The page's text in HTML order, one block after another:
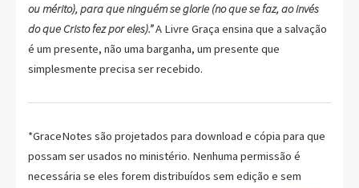
ou mérito), para que ninguém se glorie (no que se faz, ao invés
do que Cristo fez por eles).”A Livre Graça ensina que a salvação
é um presente, não uma barganha, um presente que
simplesmente precisa ser recebido.
*GraceNotes são projetados para download e cópia para que
possam ser usados no ministério. Nenhuma permissão é
necessária se eles forem distribuídos sem edição e sem